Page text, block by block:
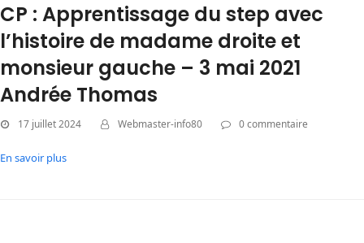
CP : Apprentissage du step avec
l’histoire de madame droite et
monsieur gauche – 3 mai 2021
Andrée Thomas
17 juillet 2024 Webmaster-info80 0 commentaire
En savoir plus